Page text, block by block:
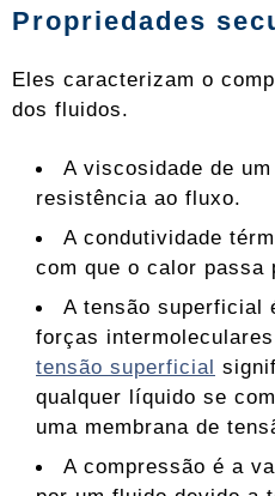
Propriedades
Eles caracterizam o
dos fluidos.
A viscosidade de
resistência ao fluxo.
A condutividade
com que o calor passa
A tensão superficial
forças
tensão superficial
qualquer líquido se
uma membrana de
A compressão é a